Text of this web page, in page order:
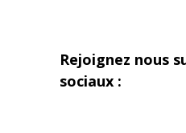
Rejoignez nous
sociaux :